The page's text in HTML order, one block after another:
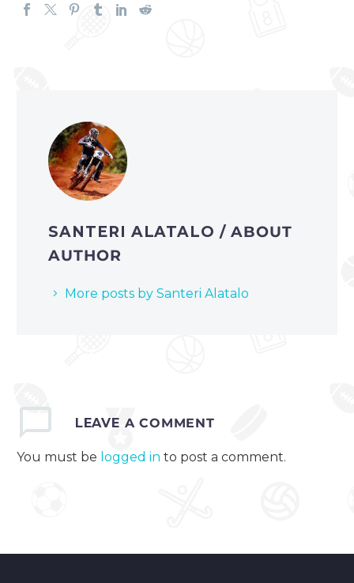
SANTERI ALATALO/ ABOUT
AUTHOR
More posts by Santeri Alatalo
LEAVE A COMMENT
You must be logged in to post a comment.